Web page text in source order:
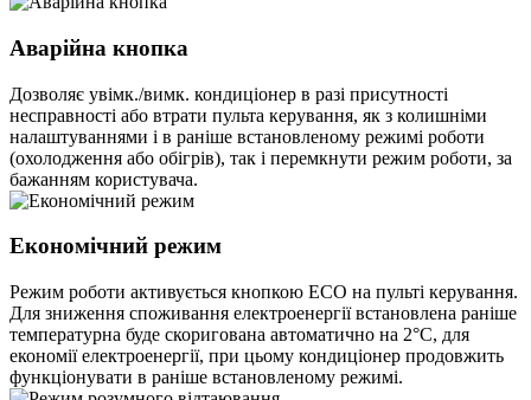
Аварійна кнопка
Дозволяє увімк./вимк. кондиціонер в разі присутності
несправності або втрати пульта керування, як з колишніми
налаштуваннями і в раніше встановленому режимі роботи
(охолодження або обігрів), так і перемкнути режим роботи, за
бажанням користувача.
Економічний режим
Режим роботи активується кнопкою ECO на пульті керування.
Для зниження споживання електроенергії встановлена раніше
температурна буде скоригована автоматично на 2°С, для
економії електроенергії, при цьому кондиціонер продовжить
функціонувати в раніше встановленому режимі.